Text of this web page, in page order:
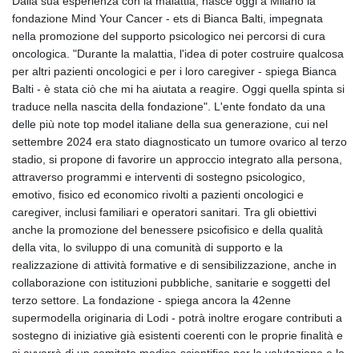
fondazione Mind Your Cancer - ets di Bianca Balti, impegnata
nella promozione del supporto psicologico nei percorsi di cura
oncologica. "Durante la malattia, l'idea di poter costruire qualcosa
per altri pazienti oncologici e per i loro caregiver - spiega Bianca
Balti - è stata ciò che mi ha aiutata a reagire. Oggi quella spinta si
traduce nella nascita della fondazione". L'ente fondato da una
delle più note top model italiane della sua generazione, cui nel
settembre 2024 era stato diagnosticato un tumore ovarico al terzo
stadio, si propone di favorire un approccio integrato alla persona,
attraverso programmi e interventi di sostegno psicologico,
emotivo, fisico ed economico rivolti a pazienti oncologici e
caregiver, inclusi familiari e operatori sanitari. Tra gli obiettivi
anche la promozione del benessere psicofisico e della qualità
della vita, lo sviluppo di una comunità di supporto e la
realizzazione di attività formative e di sensibilizzazione, anche in
collaborazione con istituzioni pubbliche, sanitarie e soggetti del
terzo settore. La fondazione - spiega ancora la 42enne
supermodella originaria di Lodi - potrà inoltre erogare contributi a
sostegno di iniziative già esistenti coerenti con le proprie finalità e